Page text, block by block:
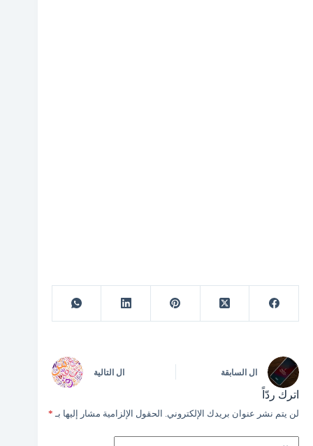
ال السابقة ال التالية
اترك ردّاً
لن يتم نشر عنوان بريدك الإلكتروني. الحقول الإلزامية مشار إليها بـ *